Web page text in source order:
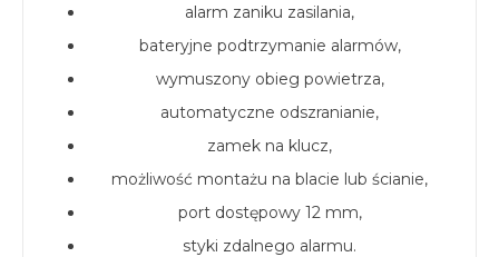
alarm zaniku zasilania,
bateryjne podtrzymanie alarmów,
wymuszony obieg powietrza,
automatyczne odszranianie,
zamek na klucz,
możliwość montażu na blacie lub ścianie,
port dostępowy 12 mm,
styki zdalnego alarmu.